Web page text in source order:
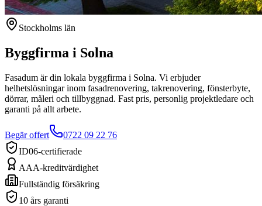
Stockholms län
Byggfirma i Solna
Fasadum är din lokala byggfirma i Solna. Vi erbjuder
helhetslösningar inom fasadrenovering, takrenovering, fönsterbyte,
dörrar, måleri och tillbyggnad. Fast pris, personlig projektledare och
garanti på allt arbete.
Begär offert
0722 09 22 76
ID06-certifierade
AAA-kreditvärdighet
Fullständig försäkring
10 års garanti